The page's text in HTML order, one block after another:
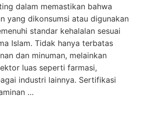
dalam memastikan bahwa
yang dikonsumsi atau digunakan
standar kehalalan sesuai
Islam. Tidak hanya terbatas
dan minuman, melainkan
luas seperti farmasi,
industri lainnya. Sertifikasi
…